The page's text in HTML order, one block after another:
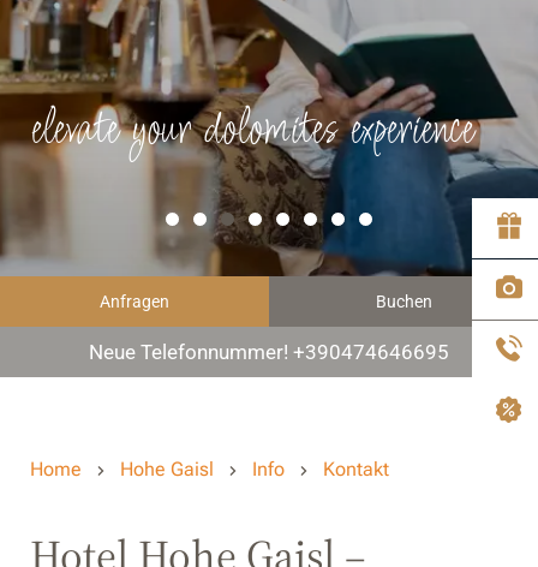
elevate your dolomites experience
Anfragen Buchen
Neue Telefonnummer! +390474646695
Home Hohe Gaisl Info Kontakt
Hotel Hohe Gaisl –